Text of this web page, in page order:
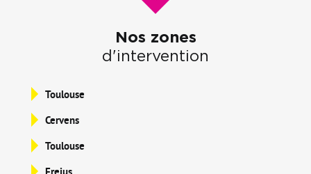
Nos zones
d'intervention
Toulouse
Cervens
Toulouse